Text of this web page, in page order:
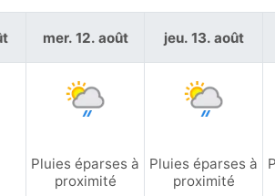
mer. 12. août
Pluies éparses à
proximité
jeu. 13. août
Pluies éparses à
proximité